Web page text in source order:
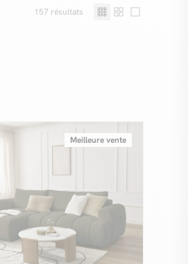
157 résultats
Meilleure vente